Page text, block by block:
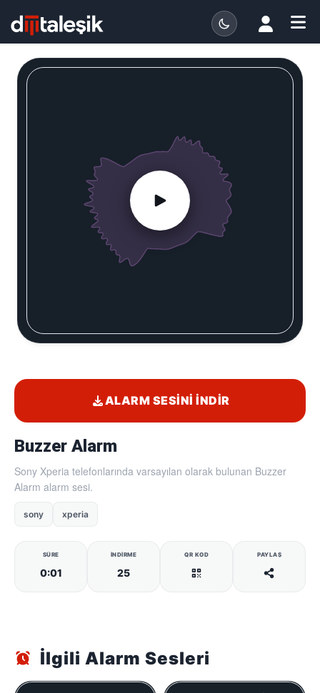
Buzzer Alarm
Sony Xperia telefonlarında varsayılan olarak bulunan Buzzer
Alarm alarm sesi.
sony xperia
SÜRE
0:01
İNDIRME
25
QR KOD PAYLAŞ
ALARM SESINI İNDIR
İlgili Alarm Sesleri